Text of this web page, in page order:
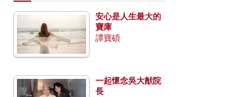
安心是人生最大的
寶庫
譚寶碩
一起懷念吳大猷院
長